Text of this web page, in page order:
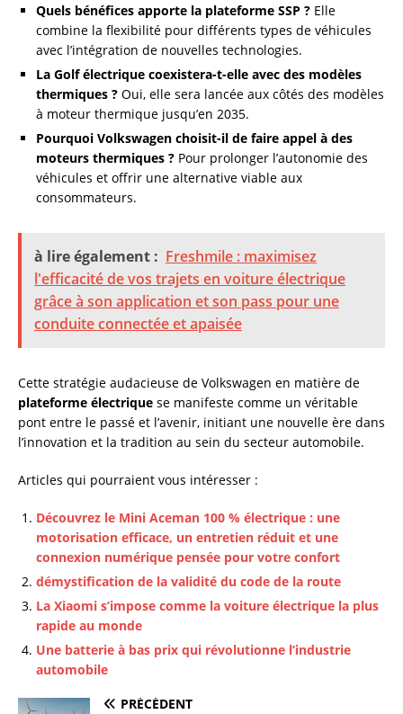
Quels bénéfices apporte la plateforme SSP ? Elle
combine la flexibilité pour différents types de véhicules
avec l’intégration de nouvelles technologies.
La Golf électrique coexistera-t-elle avec des modèles
thermiques ? Oui, elle sera lancée aux côtés des modèles
à moteur thermique jusqu’en 2035.
Pourquoi Volkswagen choisit-il de faire appel à des
moteurs thermiques ? Pour prolonger l’autonomie des
véhicules et offrir une alternative viable aux
consommateurs.
à lire également : Freshmile : maximisez
l'efficacité de vos trajets en voiture électrique
grâce à son application et son pass pour une
conduite connectée et apaisée
Cette stratégie audacieuse de Volkswagen en matière de
plateforme électrique se manifeste comme un véritable
pont entre le passé et l’avenir, initiant une nouvelle ère dans
l’innovation et la tradition au sein du secteur automobile.
Articles qui pourraient vous intéresser :
Découvrez le Mini Aceman 100 % électrique : une
motorisation efficace, un entretien réduit et une
connexion numérique pensée pour votre confort
démystification de la validité du code de la route
La Xiaomi s’impose comme la voiture électrique la plus
rapide au monde
Une batterie à bas prix qui révolutionne l’industrie
automobile
PRÉCÉDENT